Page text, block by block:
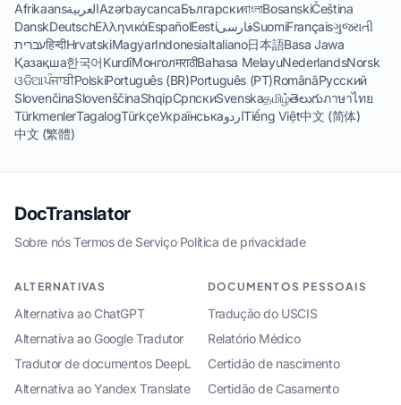
AfrikaansالعربيةAzərbaycancaБългарскиবাংলাBosanskiČeština
DanskDeutschΕλληνικάEspañolEestiفارسیSuomiFrançaisગુજરાતી
עבריתहिन्दीHrvatskiMagyarIndonesiaItaliano日本語Basa Jawa
Қазақша한국어KurdîМонголमराठीBahasa MelayuNederlandsNorsk
ଓଡିଆਪੰਜਾਬੀPolskiPortuguês (BR)Português (PT)RomânăРусский
SlovenčinaSlovenščinaShqipСрпскиSvenskaதமிழ்తెలుగుภาษาไทย
TürkmenlerTagalogTürkçeУкраїнськаاردوTiếng Việt中文 (简体)
中文 (繁體)
DocTranslator
Sobre nós·Termos de Serviço·Política de privacidade
ALTERNATIVAS
Alternativa ao ChatGPT
Alternativa ao Google Tradutor
Tradutor de documentos DeepL
Alternativa ao Yandex Translate
DOCUMENTOS PESSOAIS
Tradução do USCIS
Relatório Médico
Certidão de nascimento
Certidão de Casamento